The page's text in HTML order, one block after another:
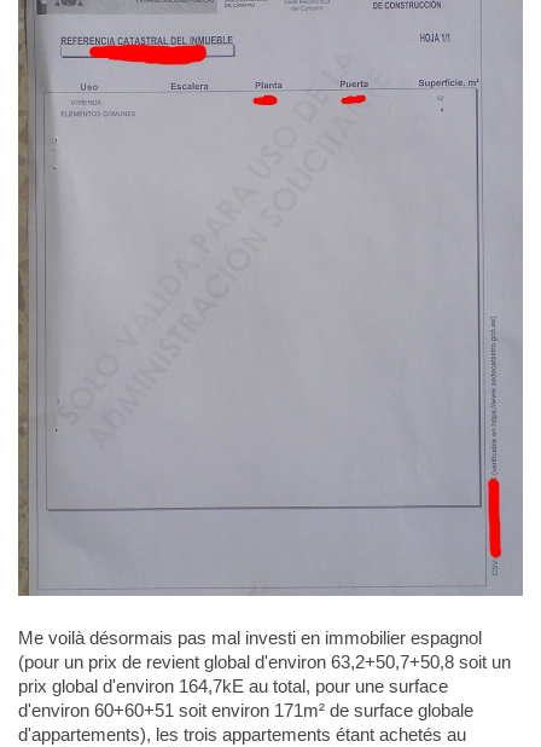
Me voilà désormais pas mal investi en immobilier espagnol
(pour un prix de revient global d'environ 63,2+50,7+50,8 soit un
prix global d'environ 164,7kE au total, pour une surface
d'environ 60+60+51 soit environ 171m² de surface globale
d'appartements), les trois appartements étant achetés au